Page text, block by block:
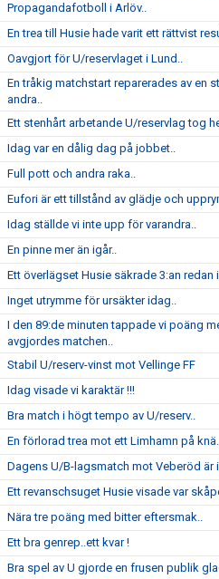
Propagandafotboll i Arlöv..
En trea till Husie hade varit ett rättvist
Oavgjort för U/reservlaget i Lund..
En tråkig matchstart reparerades av en
andra..
Ett stenhårt arbetande U/reservlag tog
Idag var en dålig dag på jobbet..
Full pott och andra raka..
Eufori är ett tillstånd av glädje och
Idag ställde vi inte upp för varandra..
En pinne mer än igår..
Ett överlägset Husie säkrade 3:an redan
Inget utrymme för ursäkter idag..
I den 89:de minuten tappade vi poäng
avgjordes matchen..
Stabil U/reserv-vinst mot Vellinge FF
Idag visade vi karaktär !!!
Bra match i högt tempo av U/reserv..
En förlorad trea mot ett Limhamn på
Dagens U/B-lagsmatch mot Veberöd är
Ett revanschsuget Husie visade var
Nära tre poäng med bitter eftersmak..
Ett bra genrep..ett kvar !
Bra spel av U gjorde en frusen publik